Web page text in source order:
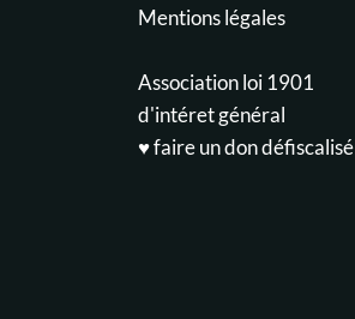
Mentions légales
Association loi 1901
d'intéret général
♥️ faire un don défiscalisé